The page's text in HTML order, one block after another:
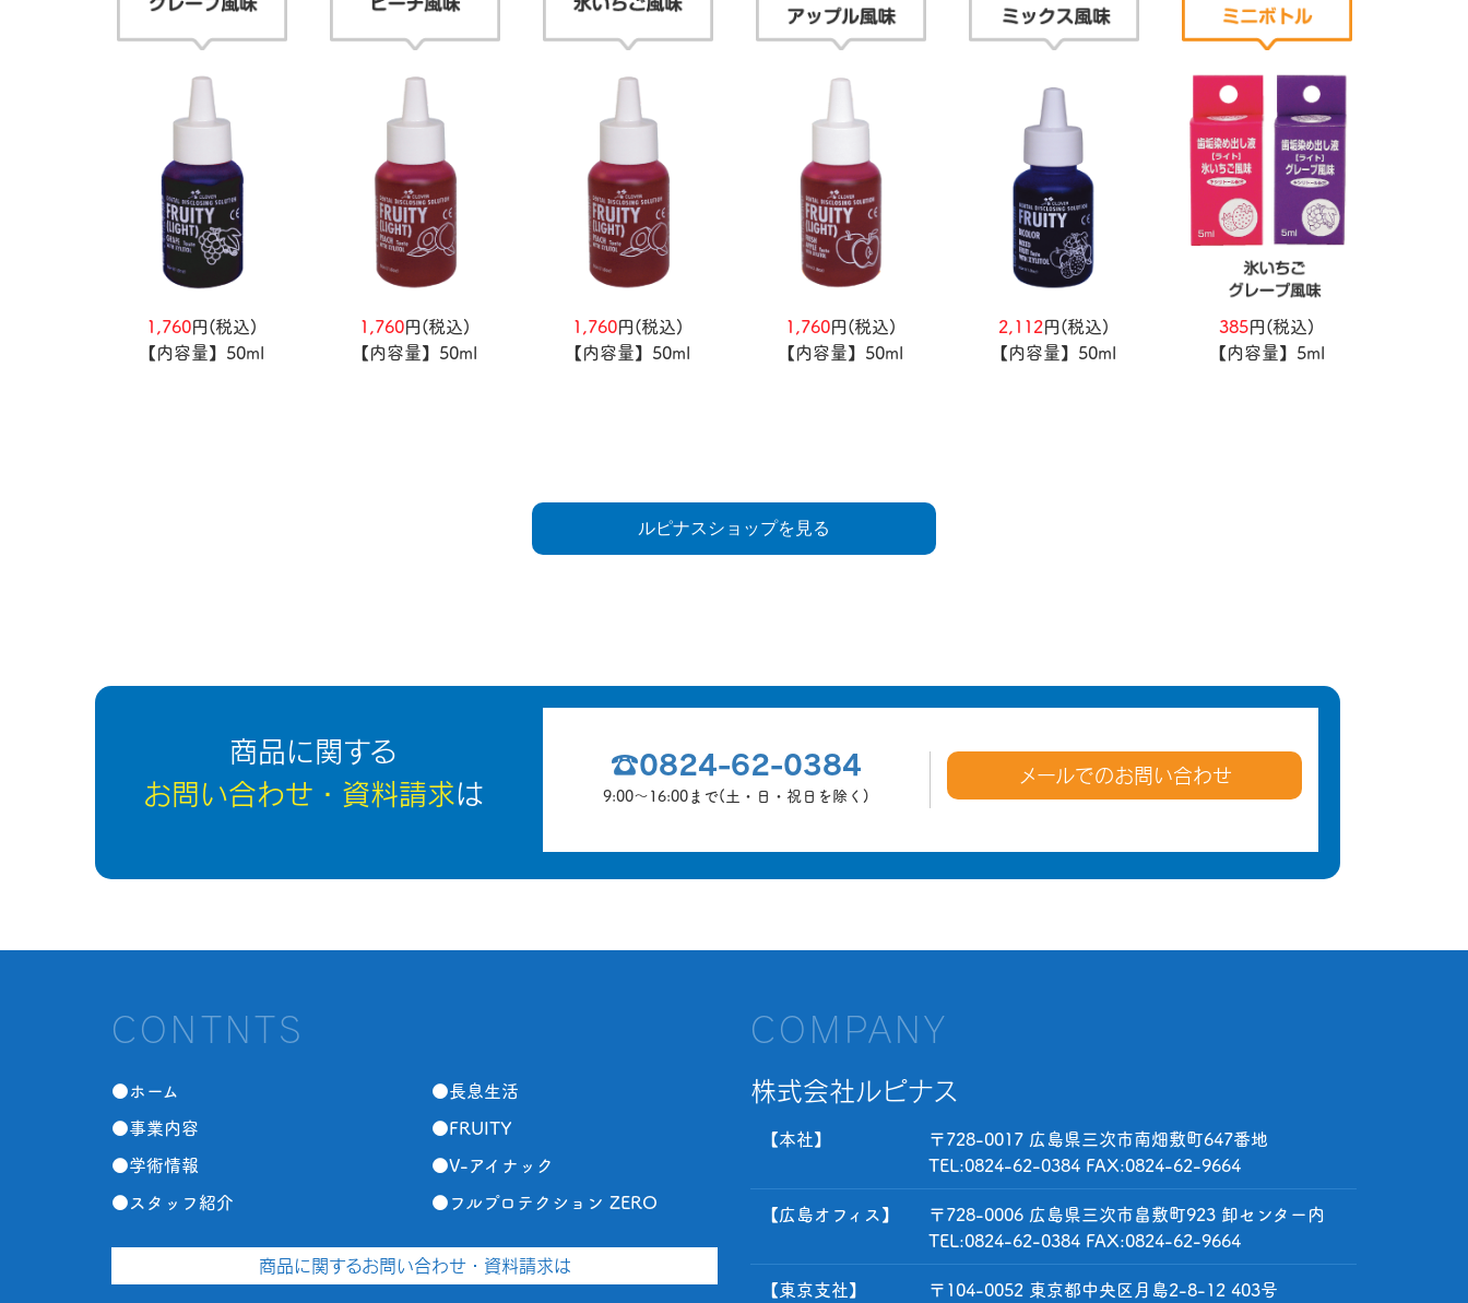
1,760円(税込)
【内容量】50ml
1,760円(税込)
【内容量】50ml
1,760円(税込)
【内容量】50ml
1,760円(税込)
【内容量】50ml
2,112円(税込)
【内容量】50ml
385円(税込)
【内容量】5ml
ルピナスショップを見る
商品に関する
お問い合わせ・資料請求は
☎0824-62-0384
9:00～16:00まで(土・日・祝日を除く)
メールでのお問い合わせ
CONTNTS
●ホーム
●事業内容
●学術情報
●スタッフ紹介
●長息生活
●FRUITY
●V-アイナック
●フルプロテクション ZERO
商品に関するお問い合わせ・資料請求は
COMPANY
株式会社ルピナス
【本社】 〒728-0017 広島県三次市南畑敷町647番地
TEL:0824-62-0384 FAX:0824-62-9664
【広島オフィス】 〒728-0006 広島県三次市畠敷町923 卸センター内
TEL:0824-62-0384 FAX:0824-62-9664
【東京支社】 〒104-0052 東京都中央区月島2-8-12 403号